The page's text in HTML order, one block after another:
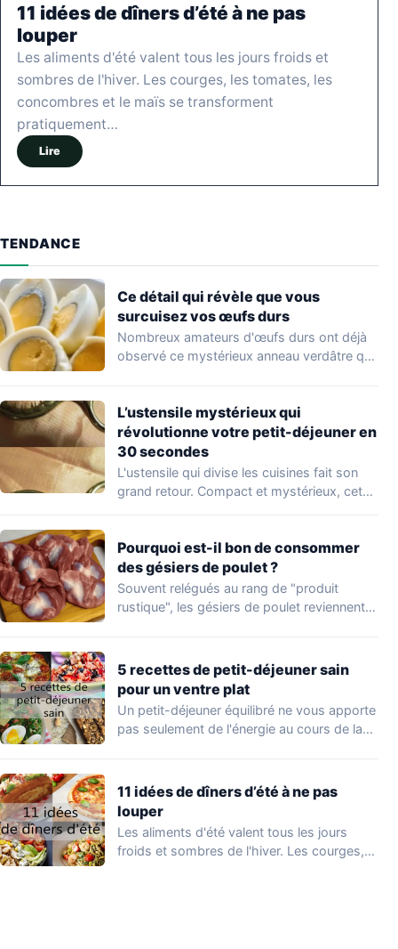
11 idées de dîners d’été à ne pas
louper
Les aliments d'été valent tous les jours froids et
sombres de l'hiver. Les courges, les tomates, les
concombres et le maïs se transforment
pratiquement…
Lire
TENDANCE
Ce détail qui révèle que vous
surcuisez vos œufs durs
Nombreux amateurs d'œufs durs ont déjà
observé ce mystérieux anneau verdâtre qui
L’ustensile mystérieux qui
révolutionne votre petit-déjeuner en
30 secondes
L'ustensile qui divise les cuisines fait son
grand retour. Compact et mystérieux, cet
Pourquoi est-il bon de consommer
des gésiers de poulet ?
Souvent relégués au rang de "produit
rustique", les gésiers de poulet reviennent
5 recettes de petit-déjeuner sain
pour un ventre plat
Un petit-déjeuner équilibré ne vous apporte
pas seulement de l'énergie au cours de la…
11 idées de dîners d’été à ne pas
louper
Les aliments d'été valent tous les jours
froids et sombres de l'hiver. Les courges,…